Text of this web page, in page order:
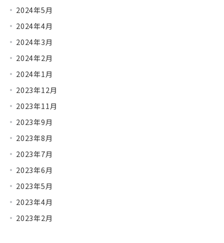
2024年5月
2024年4月
2024年3月
2024年2月
2024年1月
2023年12月
2023年11月
2023年9月
2023年8月
2023年7月
2023年6月
2023年5月
2023年4月
2023年2月